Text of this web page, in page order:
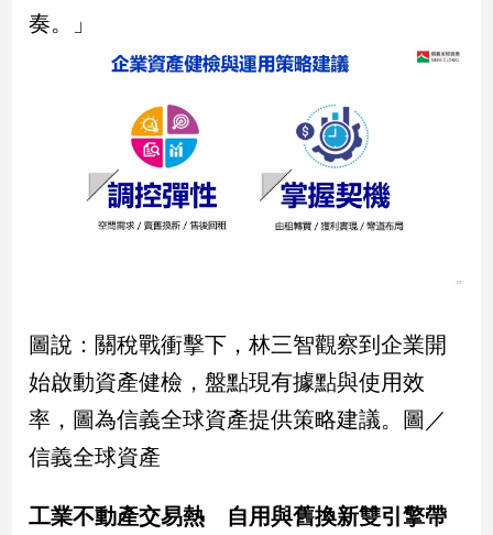
遊/
美
食
星
命
消
奏。」
圖說：關稅戰衝擊下，林三智觀察到企業開
始啟動資產健檢，盤點現有據點與使用效
率，圖為信義全球資產提供策略建議。圖／
信義全球資產
工業不動產交易熱 自用與舊換新雙引擎帶